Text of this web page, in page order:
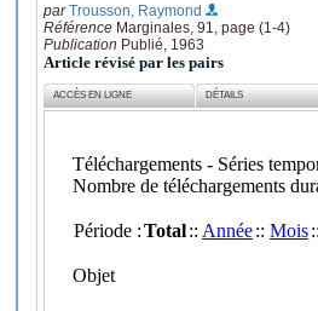
parTrousson, Raymond
Référence Marginales, 91, page (1-4)
Publication Publié, 1963
Article révisé par les pairs
ACCÈS EN LIGNE DÉTAILS